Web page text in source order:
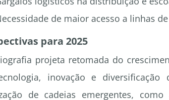
de maior acesso a linhas
para 2025
projeta retomada do
inovação e
de cadeias emergentes,